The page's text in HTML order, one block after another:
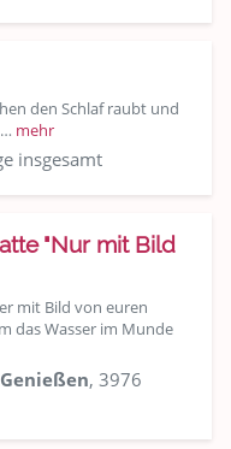
den Schlaf raubt und
mehr
insgesamt
"Nur mit Bild
mit Bild von euren
das Wasser im Munde
, 3976